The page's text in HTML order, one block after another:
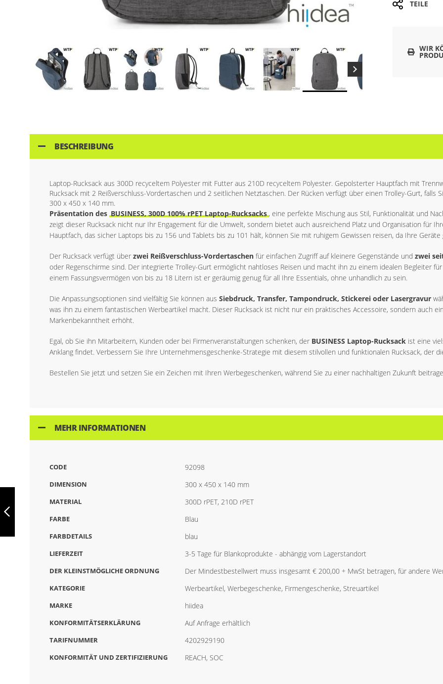
of
the
TEILE
WIR
GEPOLSTERTE
RECYCELTEM
BESCHREIBUNG
Laptop-Rucksack aus 300D recyceltem Polyester mit Futter aus 210D recyceltem Polyester. Gepolsterter Hauptfach mit
Rucksack mit 2 Reißverschluss-Vordertaschen und 2 seitlichen Netztaschen. Der Rücken verfügt über einen Trolley-Gurt, falls
300 x 450 x 140 mm.
Präsentation des BUSINESS, 300D 100% rPET Laptop-Rucksacks , eine perfekte Mischung aus Stil, Funktionalität und
zeigt dieser Rucksack nicht nur Ihr Engagement für die Umwelt, sondern bietet auch ausreichend Platz und Organisation für
Hauptfach, das sicher Laptops bis zu 156 und Tablets bis zu 101 hält, können Sie mit ruhigem Gewissen reisen, da Ihre
Der Rucksack verfügt über zwei Reißverschluss-Vordertaschen für einfachen Zugriff auf kleinere Gegenstände und zwei
oder Regenschirme sind. Der integrierte Trolley-Gurt ermöglicht nahtloses Reisen und macht ihn zu einem idealen Begleiter
einem Fassungsvermögen von bis zu 18 Litern ist er geräumig genug für all Ihre Essentials, ohne unhandlich zu sein.
Die Anpassungsoptionen sind vielfältig Sie können aus Siebdruck, Transfer, Tampondruck, Stickerei oder Lasergravur
was ihn zu einem fantastischen Werbeartikel macht. Dieser Rucksack ist nicht nur ein praktisches Accessoire, sondern auch
Markenbekanntheit erhöht.
Egal, ob Sie ihn Mitarbeitern, Kunden oder bei Firmenveranstaltungen schenken, der BUSINESS Laptop-Rucksack ist eine
Anklang findet. Verbessern Sie Ihre Unternehmensgeschenke-Strategie mit diesem stilvollen und funktionalen Rucksack, der
Bestellen Sie jetzt und setzen Sie ein Zeichen mit Ihren Werbegeschenken, während Sie zu einer nachhaltigen Zukunft
MEHR INFORMATIONEN
CODE 92098
DIMENSION 300 x 450 x 140 mm
MATERIAL 300D rPET, 210D rPET
FARBE Blau
FARBDETAILS blau
LIEFERZEIT 3-5 Tage für Blankoprodukte - abhängig vom Lagerstandort
DER KLEINSTMÖGLICHE ORDNUNG Der Mindestbestellwert muss insgesamt € 200,00 + MwSt betragen, für andere
KATEGORIE Werbeartikel, Werbegeschenke, Firmengeschenke, Streuartikel
MARKE hiidea
KONFORMITÄTSERKLÄRUNG Auf Anfrage erhältlich
TARIFNUMMER 4202929190
KONFORMITÄT UND ZERTIFIZIERUNG REACH, SOC